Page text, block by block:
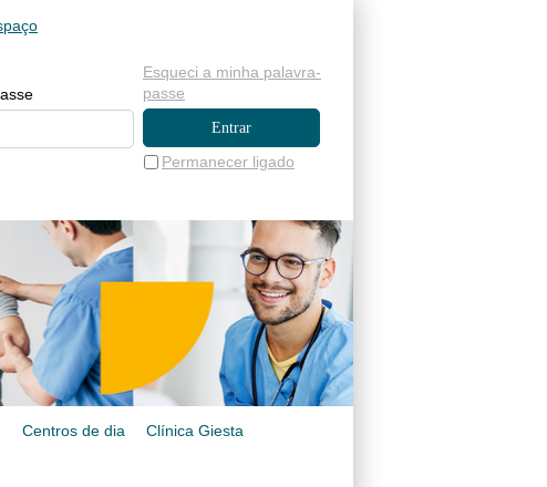
Permanecer ligado
Esqueci a minha palavra-
passe
Centros de dia Clínica Giesta